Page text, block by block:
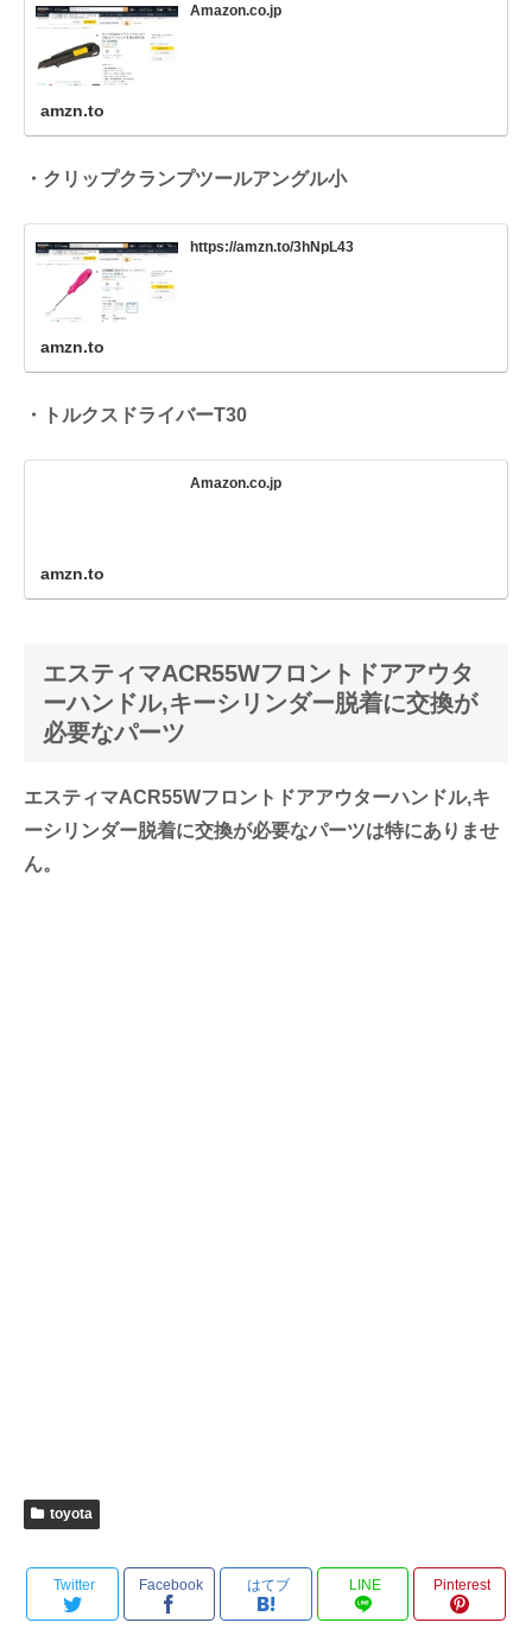
Amazon.co.jp
amzn.to
・クリップクランプツールアングル小
https://amzn.to/3hNpL43
amzn.to
・トルクスドライバーT30
Amazon.co.jp
amzn.to
エスティマACR55Wフロントドアアウタ
ーハンドル,キーシリンダー脱着に交換が
必要なパーツ
エスティマACR55Wフロントドアアウターハンドル,キ
ーシリンダー脱着に交換が必要なパーツは特にありませ
ん。
toyota
Twitter Facebook はてブ LINE Pinterest